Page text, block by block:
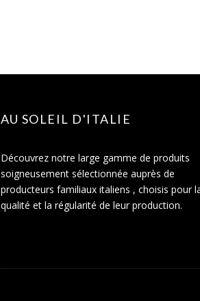
AU SOLEIL D'ITALIE
Découvrez notre large gamme de produits
soigneusement sélectionnée auprès de
producteurs familiaux italiens , choisis pour
qualité et la régularité de leur production.